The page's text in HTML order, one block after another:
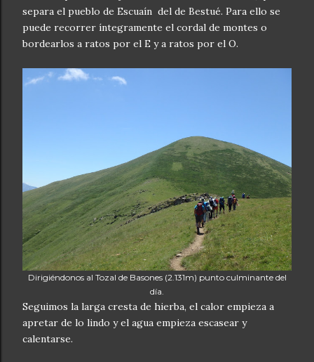
separa el pueblo de Escuaín del de Bestué. Para ello se
puede recorrer íntegramente el cordal de montes o
bordearlos a ratos por el E y a ratos por el O.
Dirigiéndonos al Tozal de Basones (2.131m) punto culminante del
día.
Seguimos la larga cresta de hierba, el calor empieza a
apretar de lo lindo y el agua empieza escasear y
calentarse.